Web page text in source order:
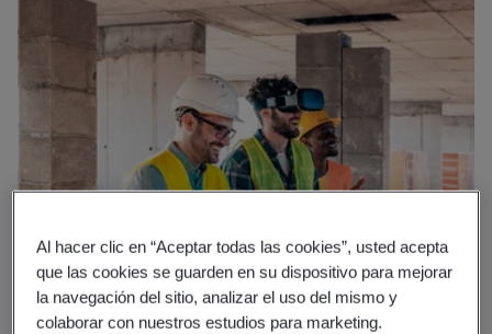
Al hacer clic en “Aceptar todas las cookies”, usted acepta
que las cookies se guarden en su dispositivo para mejorar
la navegación del sitio, analizar el uso del mismo y
colaborar con nuestros estudios para marketing.